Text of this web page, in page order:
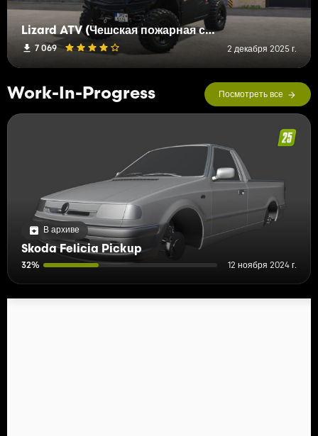
Lizard ATV (Чешская пожарная служба)
7 069 2 декабря 2025 г.
Work-In-Progress Посмотреть все
В архиве
Skoda Felicia Pickup
32% 12 ноября 2024 г.